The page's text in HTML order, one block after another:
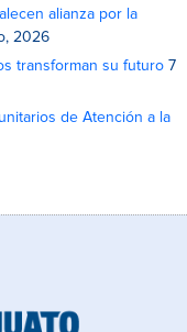
alianza por la
2026
transforman su futuro 7
de Atención a la